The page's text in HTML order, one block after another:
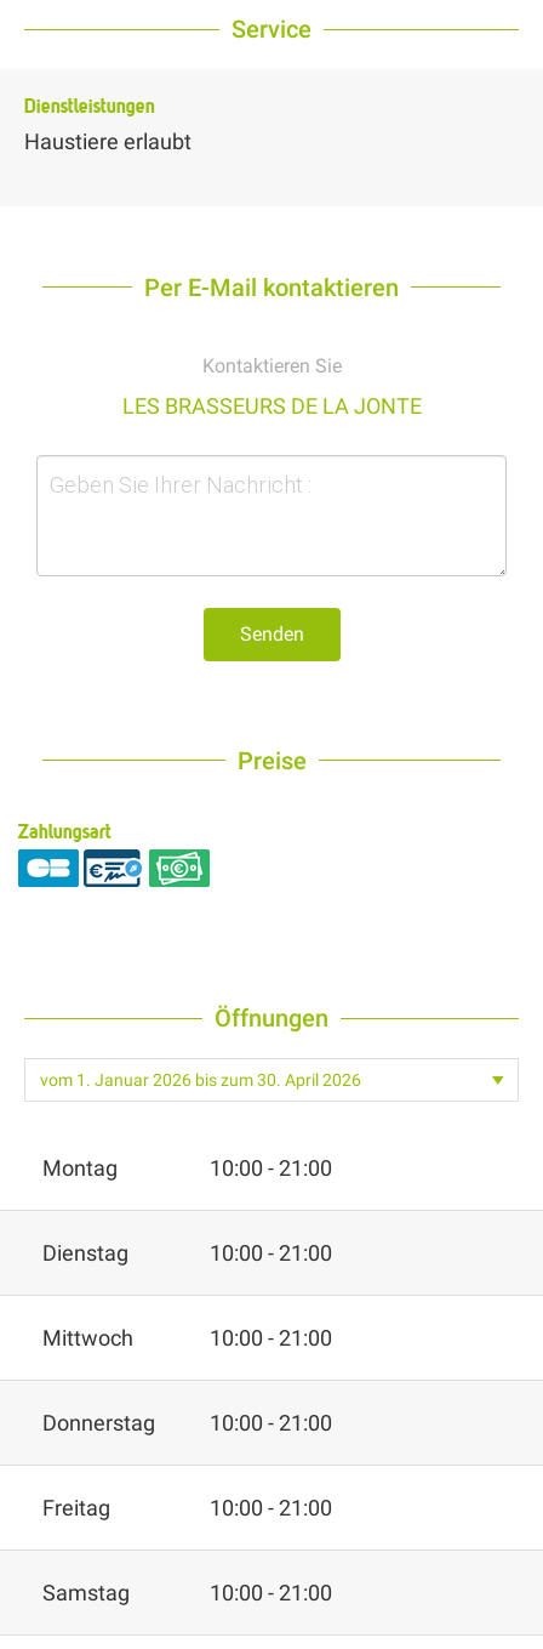
Service
Dienstleistungen
Haustiere erlaubt
Per E-Mail kontaktieren
Kontaktieren Sie
LES BRASSEURS DE LA JONTE
Senden
Preise
Zahlungsart
Öffnungen
Montag 10:00 - 21:00
Dienstag 10:00 - 21:00
Mittwoch 10:00 - 21:00
Donnerstag 10:00 - 21:00
Freitag 10:00 - 21:00
Samstag 10:00 - 21:00